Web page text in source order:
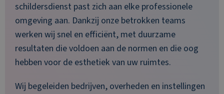
schildersdienst past zich aan elke professionele
omgeving aan. Dankzij onze betrokken teams
werken wij snel en efficiënt, met duurzame
resultaten die voldoen aan de normen en die oog
hebben voor de esthetiek van uw ruimtes.
Wij begeleiden bedrijven, overheden en instellingen